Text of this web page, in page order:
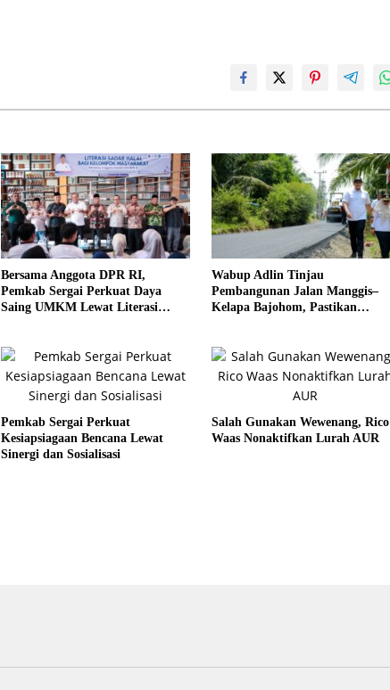
Bersama Anggota DPR RI,
Pemkab Sergai Perkuat Daya
Saing UMKM Lewat Literasi
Wabup Adlin Tinjau
Pembangunan Jalan Manggis–
Kelapa Bajohom, Pastikan
Pemkab Sergai Perkuat
Kesiapsiagaan Bencana Lewat
Sinergi dan Sosialisasi
Salah Gunakan Wewenang, Rico
Waas Nonaktifkan Lurah AUR